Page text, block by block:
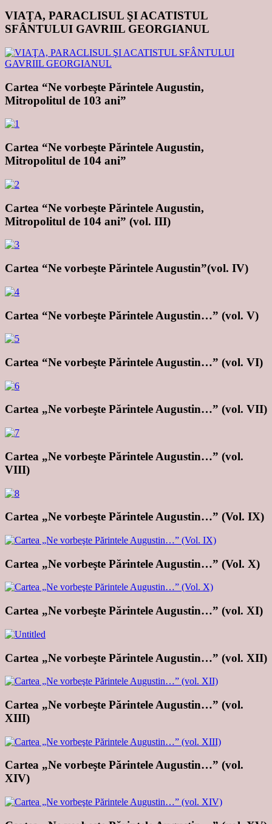
VIAŢA, PARACLISUL ŞI ACATISTUL
SFÂNTULUI GAVRIIL GEORGIANUL
Cartea “Ne vorbeşte Părintele Augustin,
Mitropolitul de 103 ani”
Cartea “Ne vorbeşte Părintele Augustin,
Mitropolitul de 104 ani”
Cartea “Ne vorbeşte Părintele Augustin,
Mitropolitul de 104 ani” (vol. III)
Cartea “Ne vorbeşte Părintele Augustin”(vol. IV)
Cartea “Ne vorbeşte Părintele Augustin…” (vol. V)
Cartea “Ne vorbeşte Părintele Augustin…” (vol. VI)
Cartea „Ne vorbeşte Părintele Augustin…” (vol. VII)
Cartea „Ne vorbeşte Părintele Augustin…” (vol.
VIII)
Cartea „Ne vorbeşte Părintele Augustin…” (Vol. IX)
Cartea „Ne vorbeşte Părintele Augustin…” (Vol. X)
Cartea „Ne vorbeşte Părintele Augustin…” (vol. XI)
Cartea „Ne vorbeşte Părintele Augustin…” (vol. XII)
Cartea „Ne vorbeşte Părintele Augustin…” (vol.
XIII)
Cartea „Ne vorbeşte Părintele Augustin…” (vol.
XIV)